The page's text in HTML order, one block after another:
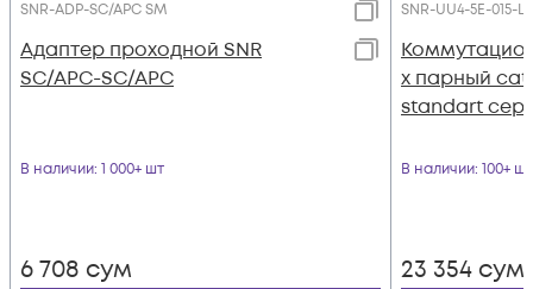
SNR-ADP-SC/APC SM
Адаптер проходной SNR
SC/APC-SC/APC
В наличии: 1 000+ шт
6 708 сум
SNR-UU4-5E-015-
х парный
standart
В наличии: 100+ шт
23 354 сум